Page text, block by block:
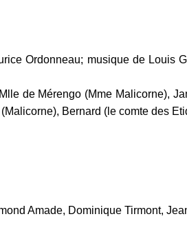
Ordonneau; musique de Louis
de Mérengo (Mme Malicorne),
Bernard (le comte des
Amade, Dominique Tirmont,